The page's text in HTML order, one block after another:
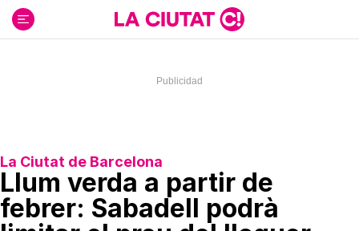
contenido
La Ciutat de Barcelona
Llum verda a partir de
febrer: Sabadell podrà